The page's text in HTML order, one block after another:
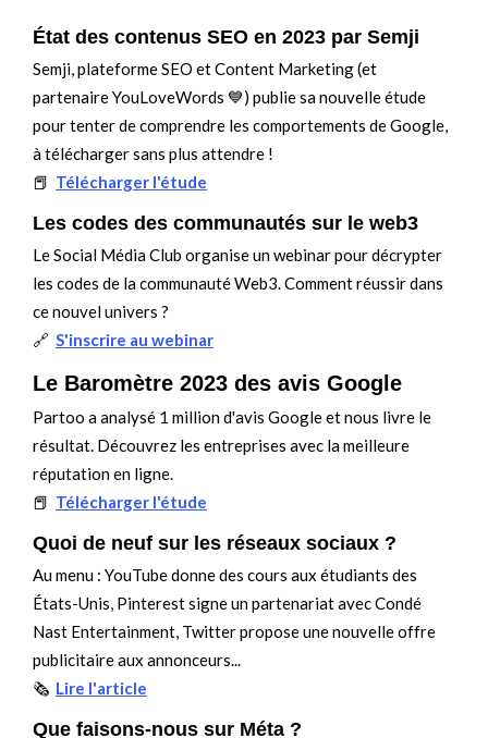
État des contenus SEO en 2023 par Semji
Semji, plateforme SEO et Content Marketing (et
partenaire YouLoveWords 💙) publie sa nouvelle étude
pour tenter de comprendre les comportements de Google,
à télécharger sans plus attendre !
📕 Télécharger l'étude
Les codes des communautés sur le web3
Le Social Média Club organise un webinar pour décrypter
les codes de la communauté Web3. Comment réussir dans
ce nouvel univers ?
🔗 S'inscrire au webinar
Le Baromètre 2023 des avis Google
Partoo a analysé 1 million d'avis Google et nous livre le
résultat. Découvrez les entreprises avec la meilleure
réputation en ligne.
📕 Télécharger l'étude
Quoi de neuf sur les réseaux sociaux ?
Au menu : YouTube donne des cours aux étudiants des
États-Unis, Pinterest signe un partenariat avec Condé
Nast Entertainment, Twitter propose une nouvelle offre
publicitaire aux annonceurs...
🗞 Lire l'article
Que faisons-nous sur Méta ?